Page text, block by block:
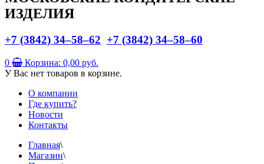
ИЗДЕЛИЯ
+7 (3842) 34–58–62 +7 (3842) 34–58–60
0 Корзина: 0,00 руб.
У Вас нет товаров в корзине.
О компании
Где купить?
Новости
Контакты
Главная\
Магазин\